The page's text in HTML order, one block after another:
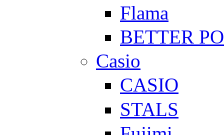
Flama
BETTER
Casio
CASIO
STALS